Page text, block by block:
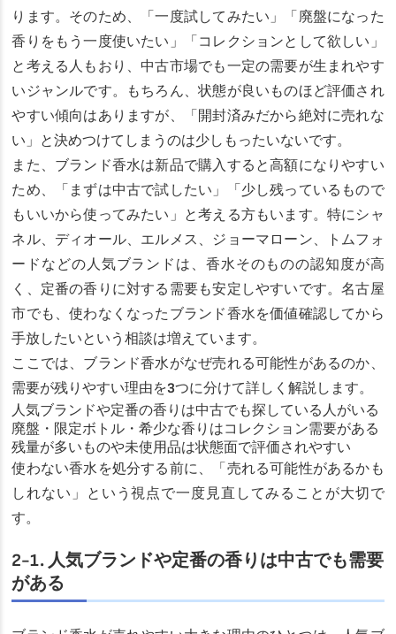
ります。そのため、「一度試してみたい」「廃盤になった
香りをもう一度使いたい」「コレクションとして欲しい」
と考える人もおり、中古市場でも一定の需要が生まれやす
いジャンルです。もちろん、状態が良いものほど評価され
やすい傾向はありますが、「開封済みだから絶対に売れな
い」と決めつけてしまうのは少しもったいないです。
また、ブランド香水は新品で購入すると高額になりやすい
ため、「まずは中古で試したい」「少し残っているもので
もいいから使ってみたい」と考える方もいます。特にシャ
ネル、ディオール、エルメス、ジョーマローン、トムフォ
ードなどの人気ブランドは、香水そのものの認知度が高
く、定番の香りに対する需要も安定しやすいです。名古屋
市でも、使わなくなったブランド香水を価値確認してから
手放したいという相談は増えています。
ここでは、ブランド香水がなぜ売れる可能性があるのか、
需要が残りやすい理由を3つに分けて詳しく解説します。
人気ブランドや定番の香りは中古でも探している人がいる
廃盤・限定ボトル・希少な香りはコレクション需要がある
残量が多いものや未使用品は状態面で評価されやすい
使わない香水を処分する前に、「売れる可能性があるかも
しれない」という視点で一度見直してみることが大切で
す。
2-1. 人気ブランドや定番の香りは中古でも需要
がある